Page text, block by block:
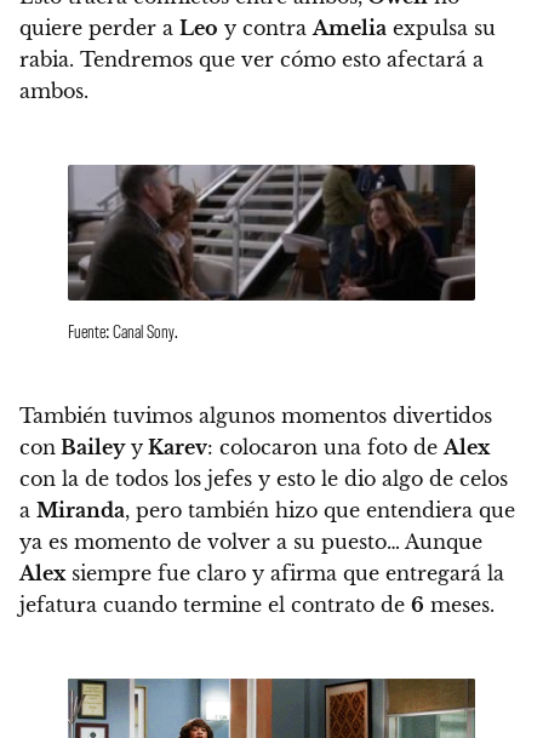
quiere perder a Leo y contra Amelia expulsa su
rabia. Tendremos que ver cómo esto afectará a
ambos.
Fuente: Canal Sony.
También tuvimos algunos momentos divertidos
con Baileyy Karev: colocaron una foto de Alex
con la de todos los jefes y esto le dio algo de celos
a Miranda, pero también hizo que entendiera que
ya es momento de volver a su puesto… Aunque
Alex siempre fue claro y afirma que entregará la
jefatura cuando termine el contrato de 6 meses.